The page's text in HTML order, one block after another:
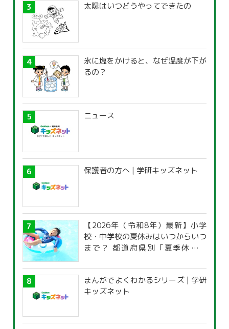
太陽はいつどうやってできたの
氷に塩をかけると、なぜ温度が下が
るの？
ニュース
保護者の方へ | 学研キッズネット
【2026年（令和8年）最新】小学
校・中学校の夏休みはいつからいつ
まで？ 都道府県別「夏季休暇一
まんがでよくわかるシリーズ | 学研
キッズネット